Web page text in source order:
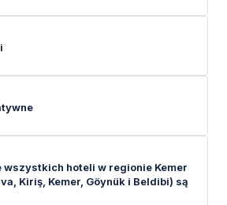
wszystkich hoteli w regionie Kemer
Kiriş, Kemer, Göynük i Beldibi) są